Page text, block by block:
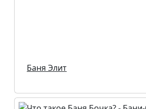
Баня Элит